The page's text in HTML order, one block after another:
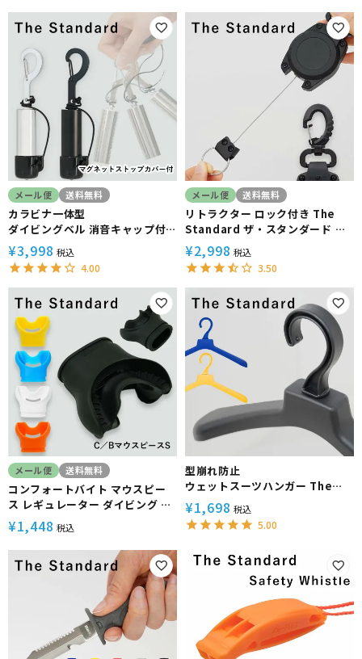
メール便 送料無料
カラビナ一体型
ダイビングベル 消音キャップ付
き The Standard ザ・スタンダ
ード
¥3,998 税込
4.00
メール便 送料無料
リトラクター ロック付き The
Standard ザ・スタンダード ダ
イビング アクセサリー パーツ
¥2,998 税込
3.50
メール便 送料無料
コンフォートバイト マウスピー
ス レギュレーター ダイビング ス
モール アゴ楽 The Standard
¥1,448 税込
型崩れ防止
ウェットスーツハンガー The
Standard ザ・スタンダード ダ
イビング サーフィン
¥1,698 税込
5.00